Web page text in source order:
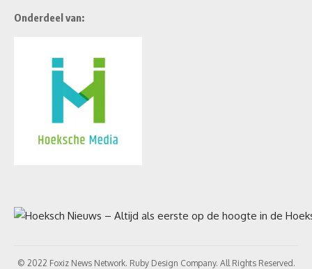
Onderdeel van:
© 2022 Foxiz News Network. Ruby Design Company. All Rights Reserved.